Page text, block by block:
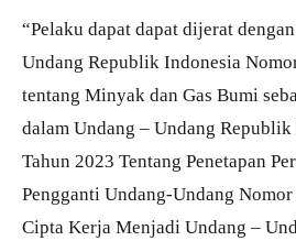
“Pelaku dapat dapat dijerat
Undang Republik Indonesia
tentang Minyak dan Gas Bumi
dalam Undang – Undang
Tahun 2023 Tentang Penetapan
Pengganti Undang-Undang
Cipta Kerja Menjadi Undang –